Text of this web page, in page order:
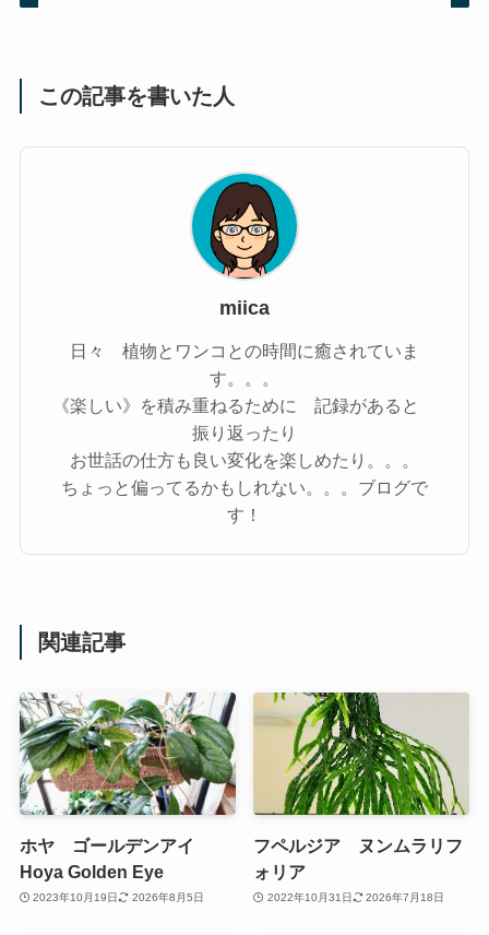
この記事を書いた人
miica
日々 植物とワンコとの時間に癒されていま
す。。。
《楽しい》を積み重ねるために 記録があると
振り返ったり
お世話の仕方も良い変化を楽しめたり。。。
ちょっと偏ってるかもしれない。。。ブログで
す！
関連記事
ホヤ ゴールデンアイ
Hoya Golden Eye
2023年10月19日 2026年8月5日
フペルジア ヌンムラリフ
ォリア
2022年10月31日 2026年7月18日